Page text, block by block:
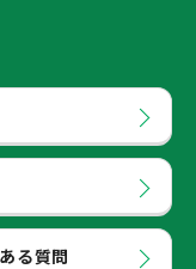
る質問